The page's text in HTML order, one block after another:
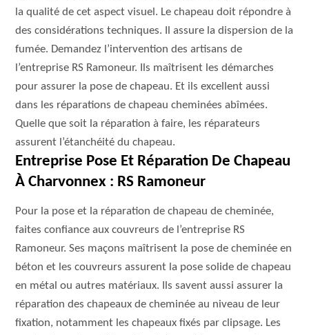
la qualité de cet aspect visuel. Le chapeau doit répondre à
des considérations techniques. Il assure la dispersion de la
fumée. Demandez l’intervention des artisans de
l’entreprise RS Ramoneur. Ils maîtrisent les démarches
pour assurer la pose de chapeau. Et ils excellent aussi
dans les réparations de chapeau cheminées abîmées.
Quelle que soit la réparation à faire, les réparateurs
assurent l’étanchéité du chapeau.
Entreprise Pose Et Réparation De Chapeau
À Charvonnex : RS Ramoneur
Pour la pose et la réparation de chapeau de cheminée,
faites confiance aux couvreurs de l’entreprise RS
Ramoneur. Ses maçons maîtrisent la pose de cheminée en
béton et les couvreurs assurent la pose solide de chapeau
en métal ou autres matériaux. Ils savent aussi assurer la
réparation des chapeaux de cheminée au niveau de leur
fixation, notamment les chapeaux fixés par clipsage. Les